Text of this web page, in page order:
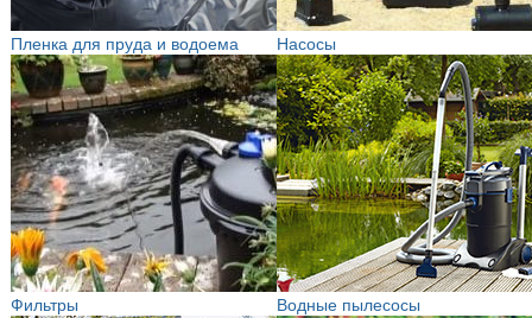
Пленка для пруда и водоема Насосы
Фильтры Водные пылесосы